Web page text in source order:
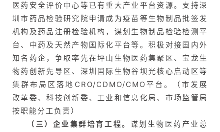
关
于
我
们
医药安全评价中心等已有重大产业平台资源。支持深
圳市药品检验研究院申请成为疫苗等生物制品批签发
机构及药品注册检验机构，谋划生物制品检验检测平
台、中药及天然产物国际化平台等。积极对接国内外
知名药企，争取率先在坪山生物医药集聚区、宝龙生
物药创新先导区、深圳国际生物谷坝光核心启动区等
集群布局区落地CRO/CDMO/CMO平台。（市发展
改革委、科技创新委、工业和信息化局、市场监管局
按职能分工负责）
（三）企业集群培育工程。 谋划生物医药产业总